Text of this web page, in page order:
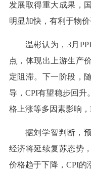
发展取得重大成果，
明显加快，有利于物
温彬认为，3月
点，体现出上游生产
定阻滞。下一阶段，
导，CPI有望稳步回升
格上涨等多因素影响，
据刘学智判断，
经济将延续复苏态势
价格趋于下降，CPI的